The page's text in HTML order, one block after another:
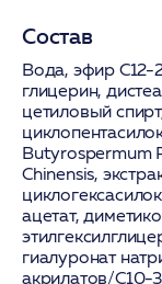
Состав
Вода, эфир C12-
глицерин,
цетиловый
Butyrospermum
Chinensis,
ацетат,
гиалуронат
акрилатов/C10-